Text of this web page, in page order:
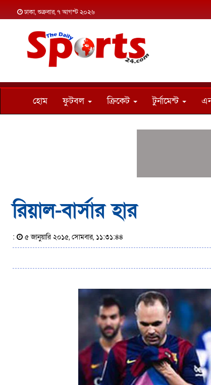
ঢাকা, শুক্রবার, ৭ আগস্ট ২০২৬
হোম ফুটবল ক্রিকেট টুর্নামেন্ট
রিয়াল-বার্সার হার
: ৫ জানুয়ারি ২০১৫, সোমবার, ১১:৩১:৪৪